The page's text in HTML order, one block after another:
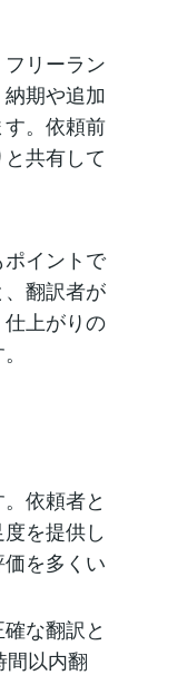
リーラン
期や追加
。依頼前
共有して
イントで
翻訳者が
上がりの
依頼者と
を提供し
を多くい
な翻訳と
間以内翻